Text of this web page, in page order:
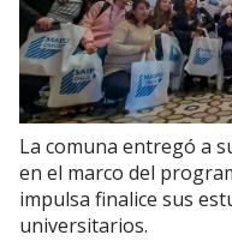
La comuna entregó a
en el marco del
impulsa finalice sus
universitarios.